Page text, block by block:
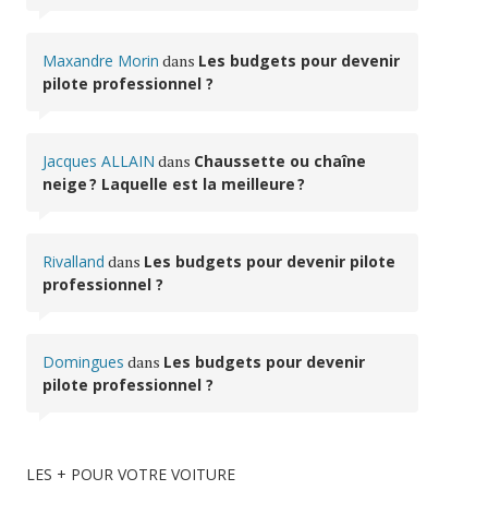
Maxandre Morin dans Les budgets pour devenir
pilote professionnel ?
Jacques ALLAIN dans Chaussette ou chaîne
neige ? Laquelle est la meilleure ?
Rivalland dans Les budgets pour devenir pilote
professionnel ?
Domingues dans Les budgets pour devenir
pilote professionnel ?
LES + POUR VOTRE VOITURE